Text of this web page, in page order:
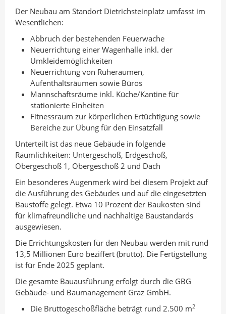
Der Neubau am Standort Dietrichsteinplatz umfasst im
Wesentlichen:
Abbruch der bestehenden Feuerwache
Neuerrichtung einer Wagenhalle inkl. der
Umkleidemöglichkeiten
Neuerrichtung von Ruheräumen,
Aufenthaltsräumen sowie Büros
Mannschaftsräume inkl. Küche/Kantine für
stationierte Einheiten
Fitnessraum zur körperlichen Ertüchtigung sowie
Bereiche zur Übung für den Einsatzfall
Unterteilt ist das neue Gebäude in folgende
Räumlichkeiten: Untergeschoß, Erdgeschoß,
Obergeschoß 1, Obergeschoß 2 und Dach
Ein besonderes Augenmerk wird bei diesem Projekt auf
die Ausführung des Gebäudes und auf die eingesetzten
Baustoffe gelegt. Etwa 10 Prozent der Baukosten sind
für klimafreundliche und nachhaltige Baustandards
ausgewiesen.
Die Errichtungskosten für den Neubau werden mit rund
13,5 Millionen Euro beziffert (brutto). Die Fertigstellung
ist für Ende 2025 geplant.
Die gesamte Bauausführung erfolgt durch die GBG
Gebäude- und Baumanagement Graz GmbH.
Die Bruttogeschoßfläche beträgt rund 2.500 m2